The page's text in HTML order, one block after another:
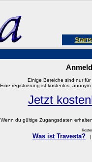
Einige Bereiche sind nur
Eine registrierung ist kostenlos,
Jetzt
Wenn du gültige Zugangsdaten
Was ist Travesta?